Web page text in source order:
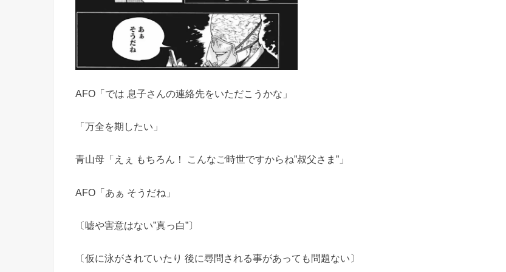
AFO「では 息子さんの連絡先をいただこうかな」
「万全を期したい」
青山母「えぇ もちろん！ こんなご時世ですからね”叔父さま”」
AFO「あぁ そうだね」
〔嘘や害意はない”真っ白”〕
〔仮に泳がされていたり 後に尋問される事があっても問題ない〕